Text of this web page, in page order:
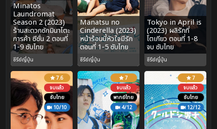
Minatos
Laundromat
Season 2 (2023)
ร้านสะดวกซักมินาโตะ
การค้า ซีซั่น 2 ตอนที่
1-9 ซับไทย
ซีรีย์ญี่ปุ่น
Manatsu no
Cinderella (2023)
หน้าร้อนนี้หัวใจมีรัก
ตอนที่ 1-5 ซับไทย
ซีรีย์ญี่ปุ่น
Tokyo in April is
(2023) ผลิรักที่
โตเกียว ตอนที่ 1-8
จบ ซับไทย
ซีรีย์ญี่ปุ่น
7.6
จบแล้ว
ซับไทย
10/10
7
จบแล้ว
พากย์ไทย
4/12
7
จบแล้ว
ซับไทย
12/12